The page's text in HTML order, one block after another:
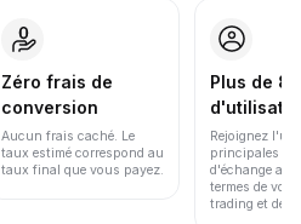
Zéro frais de
conversion
Aucun frais caché. Le
taux estimé correspond au
taux final que vous payez.
Plus de
Rejoignez
principales
d'échange au
termes de
trading et de